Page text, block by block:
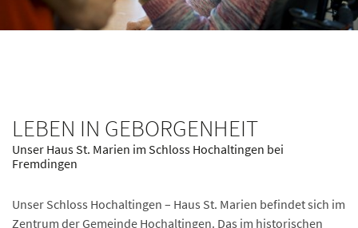
LEBEN IN GEBORGENHEIT
Unser Haus St. Marien im Schloss Hochaltingen bei
Fremdingen
Unser Schloss Hochaltingen – Haus St. Marien befindet sich im
Zentrum der Gemeinde Hochaltingen. Das im historischen